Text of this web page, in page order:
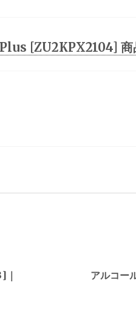
[ZU2KPX2104] 商
アルコー